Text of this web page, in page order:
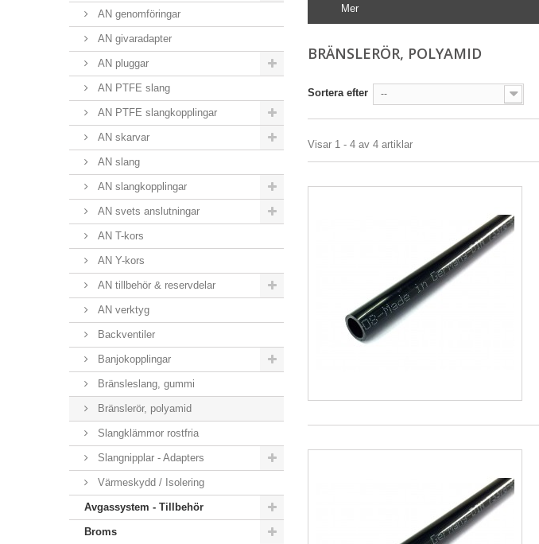
AN genomföringar
AN givaradapter
AN pluggar
AN PTFE slang
AN PTFE slangkopplingar
AN skarvar
AN slang
AN slangkopplingar
AN svets anslutningar
AN T-kors
AN Y-kors
AN tillbehör & reservdelar
AN verktyg
Backventiler
Banjokopplingar
Bränsleslang, gummi
Bränslerör, polyamid
Slangklämmor rostfria
Slangnipplar - Adapters
Värmeskydd / Isolering
Avgassystem - Tillbehör
Broms
Mer
BRÄNSLERÖR, POLYAMID
Sortera efter --
Visar 1 - 4 av 4 artiklar